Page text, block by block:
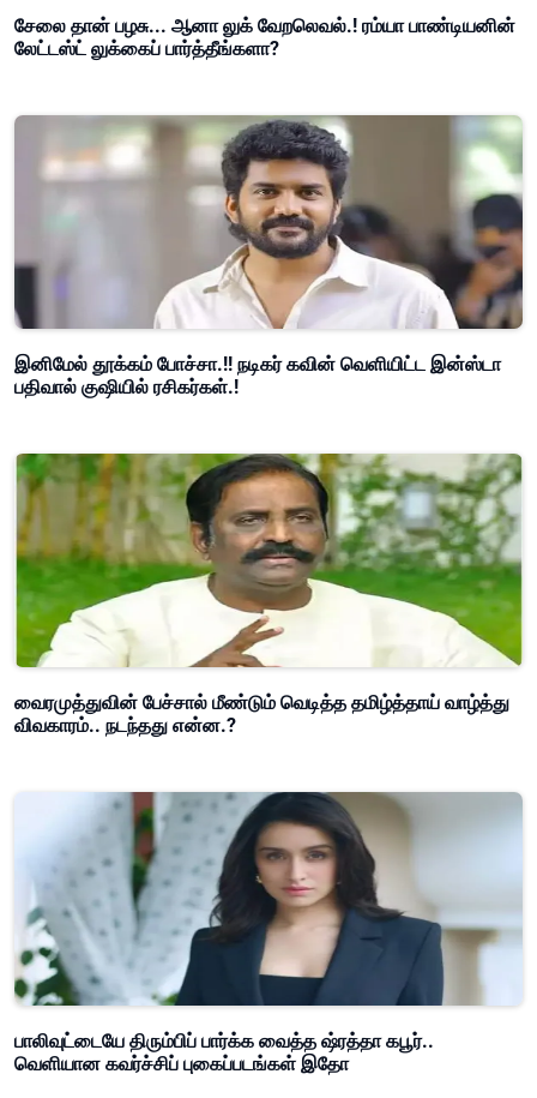
சேலை தான் பழசு... ஆனா லுக் வேறலெவல்.! ரம்யா பாண்டியனின்
லேட்டஸ்ட் லுக்கைப் பார்த்தீங்களா?
இனிமேல் தூக்கம் போச்சா.!! நடிகர் கவின் வெளியிட்ட இன்ஸ்டா
பதிவால் குஷியில் ரசிகர்கள்.!
வைரமுத்துவின் பேச்சால் மீண்டும் வெடித்த தமிழ்த்தாய் வாழ்த்து
விவகாரம்.. நடந்தது என்ன.?
பாலிவுட்டையே திரும்பிப் பார்க்க வைத்த ஷ்ரத்தா கபூர்..
வெளியான கவர்ச்சிப் புகைப்படங்கள் இதோ